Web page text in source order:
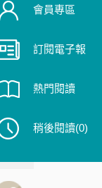
律要
會員專區
訂閱電子報
熱門閱讀
稍後閱讀(0)